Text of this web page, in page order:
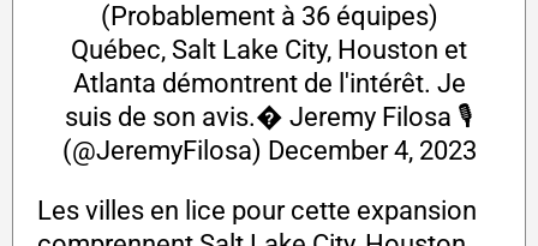
(Probablement à 36 équipes)
Québec, Salt Lake City, Houston et
Atlanta démontrent de l'intérêt. Je
suis de son avis.� Jeremy Filosa 🎙
(@JeremyFilosa) December 4, 2023
Les villes en lice pour cette expansion